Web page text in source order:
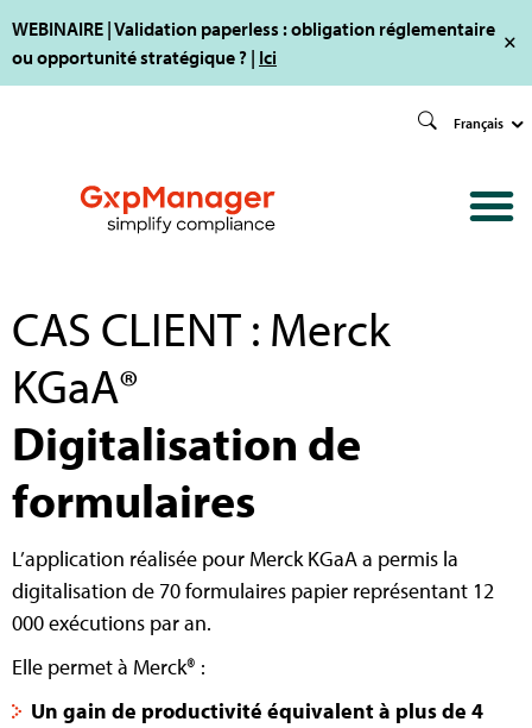
WEBINAIRE | Validation paperless : obligation réglementaire
ou opportunité stratégique ? | Ici
Français
CAS CLIENT : Merck
KGaA®
Digitalisation de
formulaires
L’application réalisée pour Merck KGaA a permis la
digitalisation de 70 formulaires papier représentant 12
000 exécutions par an.
Elle permet à Merck® :
Un gain de productivité équivalent à plus de 4